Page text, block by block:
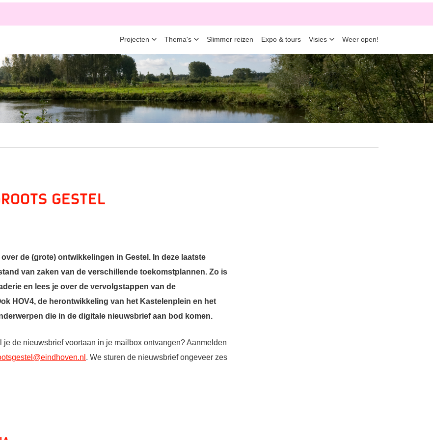
Projecten Thema's Slimmer reizen Expo & tours Visies Weer open!
Gestel
de (grote) ontwikkelingen in Gestel. In deze laatste
van zaken van de verschillende toekomstplannen. Zo is
en lees je over de vervolgstappen van de
HOV4, de herontwikkeling van het Kastelenplein en het
die in de digitale nieuwsbrief aan bod komen.
je de nieuwsbrief voortaan in je mailbox ontvangen? Aanmelden
. We sturen de nieuwsbrief ongeveer zes